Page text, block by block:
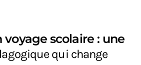
voyage scolaire : une
qui change